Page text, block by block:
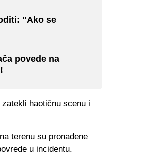
"Ako se
povede na
hаotičnu scenu i
terenu su pronađene
u incidentu.